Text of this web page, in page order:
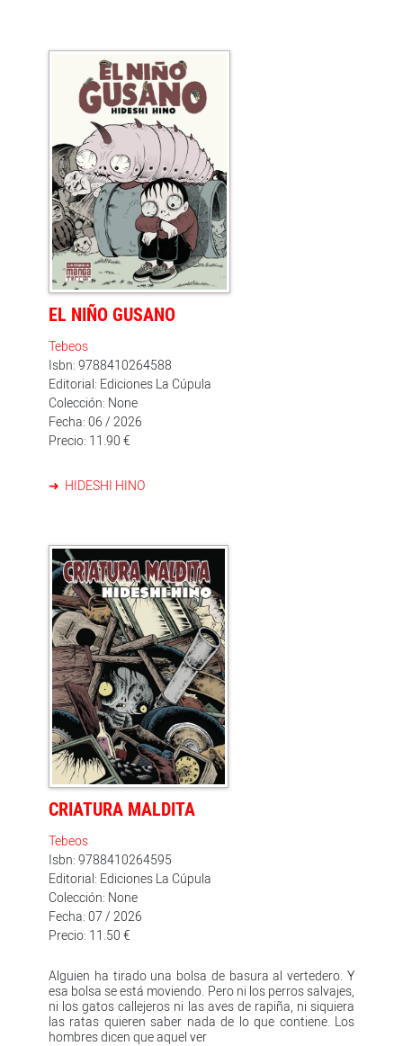
EL NIÑO GUSANO
Tebeos
Isbn: 9788410264588
Editorial: Ediciones La Cúpula
Colección: None
Fecha: 06 / 2026
Precio: 11.90 €
HIDESHI HINO
CRIATURA MALDITA
Tebeos
Isbn: 9788410264595
Editorial: Ediciones La Cúpula
Colección: None
Fecha: 07 / 2026
Precio: 11.50 €
Alguien ha tirado una bolsa de basura al vertedero. Y
esa bolsa se está moviendo. Pero ni los perros salvajes,
ni los gatos callejeros ni las aves de rapiña, ni siquiera
las ratas quieren saber nada de lo que contiene. Los
hombres dicen que aquel ver